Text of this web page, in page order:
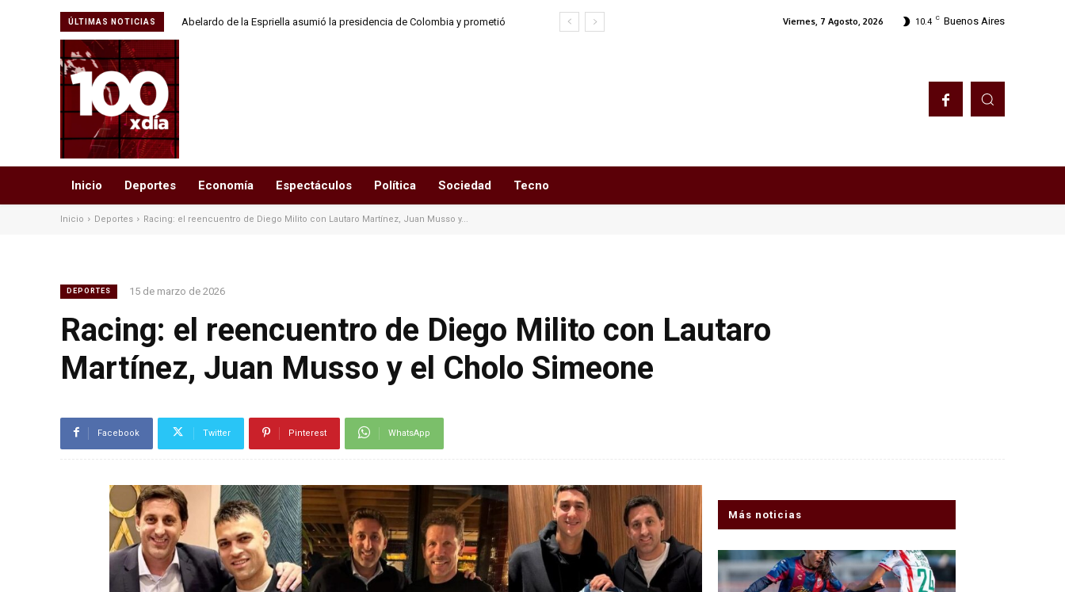
ÚLTIMAS NOTICIAS
Abelardo de la Espriella asumió la presidencia de Colombia y prometió
Viernes, 7 Agosto, 2026 10.4 C Buenos Aires
Inicio Deportes Economía Espectáculos Política Sociedad Tecno
Inicio Deportes Racing: el reencuentro de Diego Milito con Lautaro Martínez, Juan Musso y...
DEPORTES 15 de marzo de 2026
Racing: el reencuentro de Diego Milito con Lautaro
Martínez, Juan Musso y el Cholo Simeone
Facebook Twitter Pinterest WhatsApp
Más noticias